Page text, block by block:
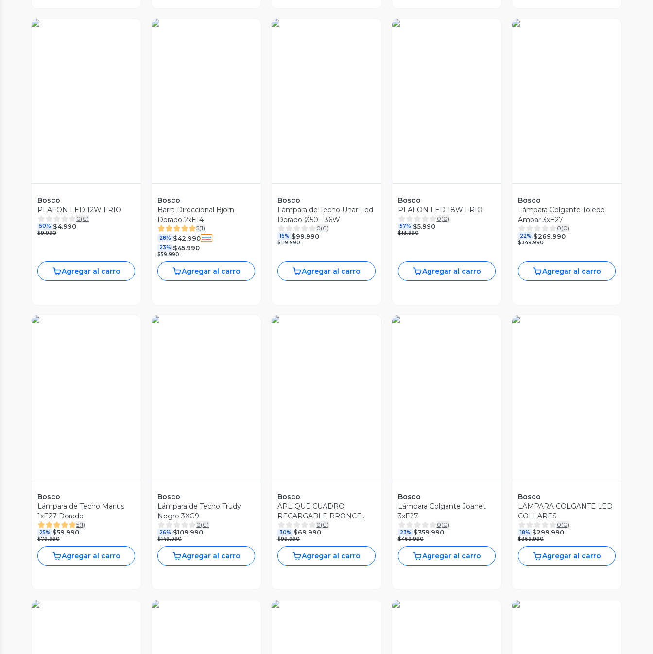
Bosco
PLAFON LED 12W FRIO
0(0)
50% $4.990
$9.990
Agregar al carro
Bosco
Barra Direccional Bjorn
Dorado 2xE14
5(1)
28% $42.990
23% $45.990
$59.990
Agregar al carro
Bosco
Lámpara de Techo Unar Led
Dorado Ø50 - 36W
0(0)
16% $99.990
$119.990
Agregar al carro
Bosco
PLAFON LED 18W FRIO
0(0)
57% $5.990
$13.990
Agregar al carro
Bosco
Lámpara Colgante Toledo
Ambar 3xE27
0(0)
22% $269.990
$349.990
Agregar al carro
Bosco
Lámpara de Techo Marius
1xE27 Dorado
5(1)
25% $59.990
$79.990
Agregar al carro
Bosco
Lámpara de Techo Trudy
Negro 3XG9
0(0)
26% $109.990
$149.990
Agregar al carro
Bosco
APLIQUE CUADRO
RECARGABLE BRONCE
12W
0(0)
30% $69.990
$99.990
Agregar al carro
Bosco
Lámpara Colgante Joanet
3xE27
0(0)
23% $359.990
$469.990
Agregar al carro
Bosco
LAMPARA COLGANTE LED
COLLARES
0(0)
18% $299.990
$369.990
Agregar al carro